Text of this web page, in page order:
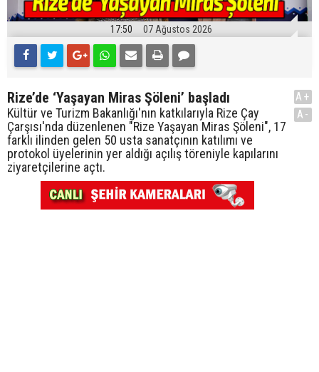
17:50 07 Ağustos 2026
Rize’de ‘Yaşayan Miras Şöleni’ başladı
Kültür ve Turizm Bakanlığı'nın katkılarıyla Rize Çay
Çarşısı'nda düzenlenen "Rize Yaşayan Miras Şöleni", 17
farklı ilinden gelen 50 usta sanatçının katılımı ve
protokol üyelerinin yer aldığı açılış töreniyle kapılarını
ziyaretçilerine açtı.
A+
A-